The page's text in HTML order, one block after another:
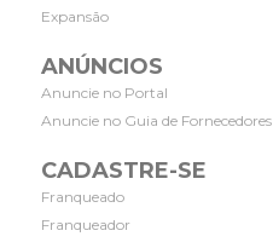
Expansão
ANÚNCIOS
Anuncie no Portal
Anuncie no Guia de Fornecedores
CADASTRE-SE
Franqueado
Franqueador